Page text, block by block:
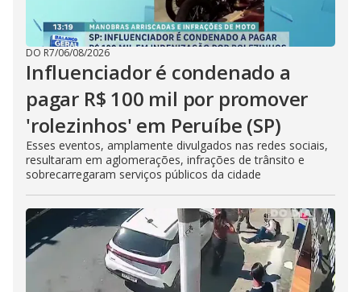
DO R7/06/08/2026
Influenciador é condenado a
pagar R$ 100 mil por promover
'rolezinhos' em Peruíbe (SP)
Esses eventos, amplamente divulgados nas redes sociais,
resultaram em aglomerações, infrações de trânsito e
sobrecarregaram serviços públicos da cidade